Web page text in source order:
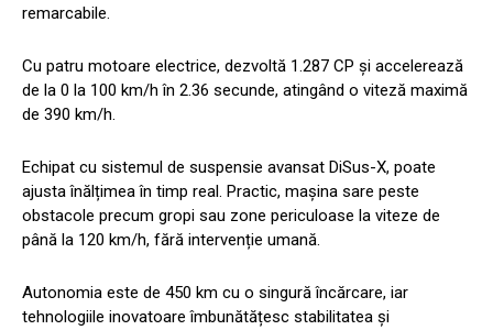
remarcabile.
Cu patru motoare electrice, dezvoltă 1.287 CP și accelerează
de la 0 la 100 km/h în 2.36 secunde, atingând o viteză maximă
de 390 km/h.
Echipat cu sistemul de suspensie avansat DiSus-X, poate
ajusta înălțimea în timp real. Practic, mașina sare peste
obstacole precum gropi sau zone periculoase la viteze de
până la 120 km/h, fără intervenție umană.
Autonomia este de 450 km cu o singură încărcare, iar
tehnologiile inovatoare îmbunătățesc stabilitatea și